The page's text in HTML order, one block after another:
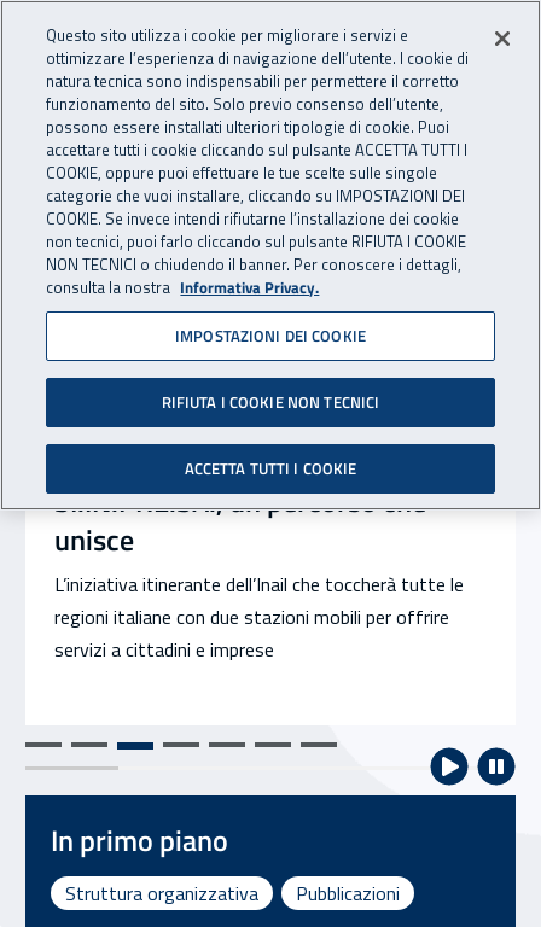
INAIL - Istituto Nazionale
Apri cerca
Navigazione principale
Notizie in evidenza
SI.IN.PRE.SA., un percorso che
unisce
L’iniziativa itinerante dell’Inail che toccherà tutte le
regioni italiane con due stazioni mobili per offrire
servizi a cittadini e imprese
In primo piano
Struttura organizzativa
Pubblicazioni
Questo sito utilizza i cookie per migliorare i servizi e
ottimizzare l’esperienza di navigazione dell’utente. I cookie di
natura tecnica sono indispensabili per permettere il corretto
funzionamento del sito. Solo previo consenso dell’utente,
possono essere installati ulteriori tipologie di cookie. Puoi
accettare tutti i cookie cliccando sul pulsante ACCETTA TUTTI I
COOKIE, oppure puoi effettuare le tue scelte sulle singole
categorie che vuoi installare, cliccando su IMPOSTAZIONI DEI
COOKIE. Se invece intendi rifiutarne l’installazione dei cookie
non tecnici, puoi farlo cliccando sul pulsante RIFIUTA I COOKIE
NON TECNICI o chiudendo il banner. Per conoscere i dettagli,
consulta la nostra Informativa Privacy.
IMPOSTAZIONI DEI COOKIE
RIFIUTA I COOKIE NON TECNICI
ACCETTA TUTTI I COOKIE